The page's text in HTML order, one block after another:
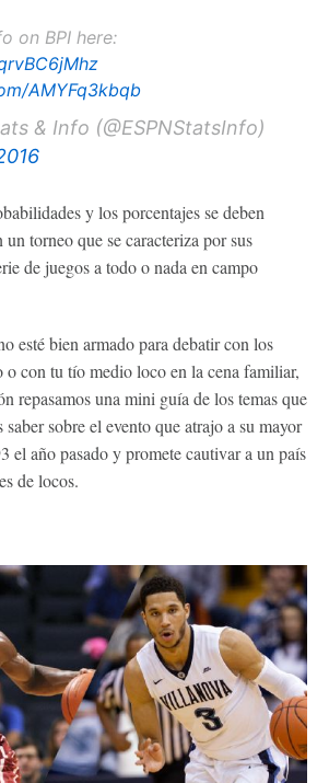
on BPI here:
AMYFq3kbqb
& Info (@ESPNStatsInfo)
y los porcentajes se deben
torneo que se caracteriza por sus
de juegos a todo o nada en campo
esté bien armado para debatir con los
o con tu tío medio loco en la cena familiar,
repasamos una mini guía de los temas que
saber sobre el evento que atrajo a su mayor
el año pasado y promete cautivar a un país
de locos.